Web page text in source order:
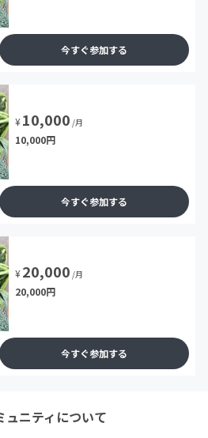
今すぐ参加する
¥10,000 /月
10,000円
今すぐ参加する
¥20,000 /月
20,000円
今すぐ参加する
ュニティについて